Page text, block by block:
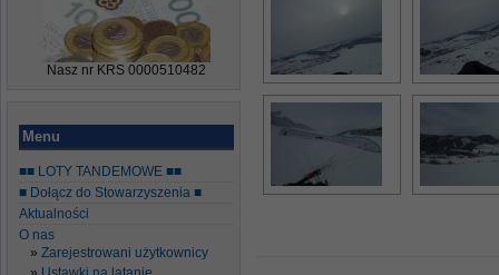
Nasz nr KRS 0000510482
Menu
■■ LOTY TANDEMOWE ■■
■ Dołącz do Stowarzyszenia ■
Aktualności
O nas
Zarejestrowani użytkownicy